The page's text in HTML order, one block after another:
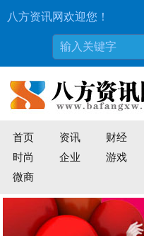
八方资讯网欢迎您！
首页 资讯 财经
时尚
企业 游戏
微商